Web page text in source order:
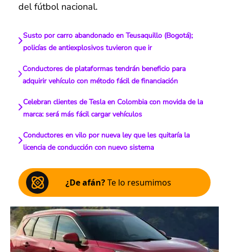
del fútbol nacional.
Susto por carro abandonado en Teusaquillo (Bogotá);
policías de antiexplosivos tuvieron que ir
Conductores de plataformas tendrán beneficio para
adquirir vehículo con método fácil de financiación
Celebran clientes de Tesla en Colombia con movida de la
marca: será más fácil cargar vehículos
Conductores en vilo por nueva ley que les quitaría la
licencia de conducción con nuevo sistema
¿De afán?Te lo resumimos